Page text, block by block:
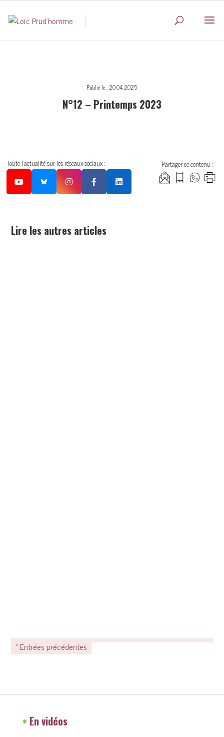
Publié le : 20.04.2025
N°12 – Printemps 2023
Partager ce contenu :
Toute l'actualité sur les réseaux sociaux :
Lire les autres articles
« Entrées précédentes
• En vidéos